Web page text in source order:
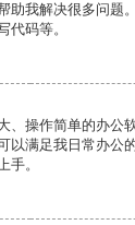
助我解决很多问题
代码等。
、操作简单的办公
以满足我日常办公
手。